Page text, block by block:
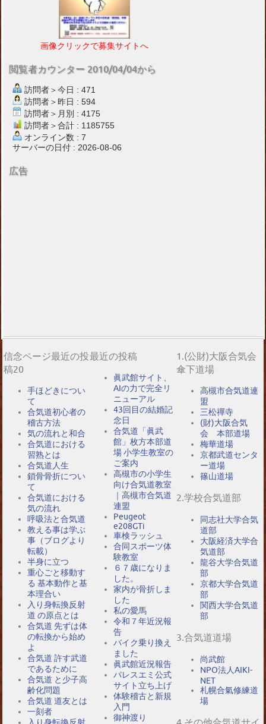
画像クリックで募集サイトへ
閲覧者カウンター 2010/04/04から
訪問者＞今日 : 471
訪問者＞昨日 : 594
訪問者＞月別 : 4175
訪問者＞合計 : 1185755
オンライン数 : 7
サーバーの日付 : 2026-08-06
広告
信念ページ最近の投
稿20
手ほどきについ
て
合気道初心者の
稽古方法
気の流れと和合
合気道における
習熟とは
合気道人生
鎖骨骨折につい
て
合気道における
気の流れ
呼吸法と合気道
教える事は学ぶ
事（ブログより
転載）
半身に立つ
重心ごと移動す
る 基本動作と基
本理合い
入り身転換反射
道 の原点とは
合気道 先ずは体
の転換から始め
よ
合気道 許す武道
であるために
合気道 と少子高
齢化問題
合気道 道友とは
一刻者
最近の投稿
眞武館サイト、
AIの力で完全リ
ニューアル
43回目の結婚記
念日
合気道「眞武
館」枚方本部道
場 小学生教室の
ご案内
高槻市の小学生
向け合気道教室
｜高槻市合気道
連盟
Peugeot
e208GTi
車検ラッシュ
合同スポーツ体
験教室
６７歳になりま
した。
家内が骨折しま
した
私の愛馬
令和７年近況報
告
バイク乗り換え
ました
眞武館近況報告
パレスエミ公式
サイト立ち上げ
体験稽古と新規
入門
御神渡り
1.(公財)大阪合気会
傘下道場
高槻市合気道連
盟
三松禪寺
(財)大阪合気
会 本部道場
梅華道場
京都武道センタ
ー道場
篠山道場
2.学校合気道部
同志社大学合気
道部
大阪経済大学合
気道部
龍谷大学合気道
部
京都大学合気道
部
関西大学合気道
部
3.合気道道場
尚武館
NPO法人AIKI-
NET
札幌合氣修練道
場